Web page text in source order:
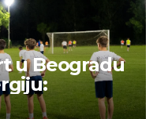
u Beogradu